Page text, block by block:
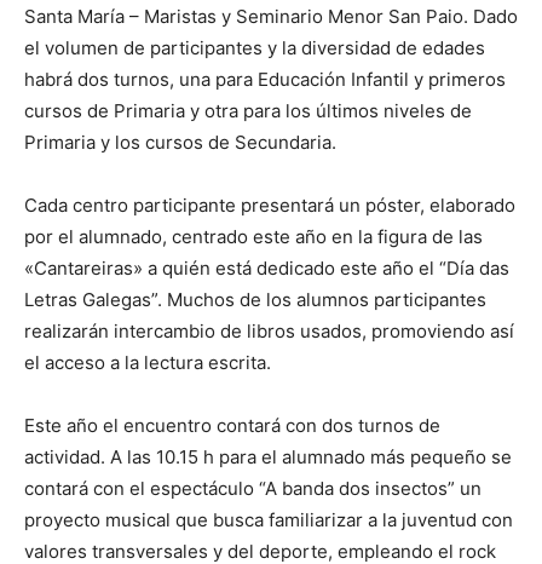
Santa María – Maristas y Seminario Menor San Paio. Dado
el volumen de participantes y la diversidad de edades
habrá dos turnos, una para Educación Infantil y primeros
cursos de Primaria y otra para los últimos niveles de
Primaria y los cursos de Secundaria.
Cada centro participante presentará un póster, elaborado
por el alumnado, centrado este año en la figura de las
«Cantareiras» a quién está dedicado este año el “Día das
Letras Galegas”. Muchos de los alumnos participantes
realizarán intercambio de libros usados, promoviendo así
el acceso a la lectura escrita.
Este año el encuentro contará con dos turnos de
actividad. A las 10.15 h para el alumnado más pequeño se
contará con el espectáculo “A banda dos insectos” un
proyecto musical que busca familiarizar a la juventud con
valores transversales y del deporte, empleando el rock